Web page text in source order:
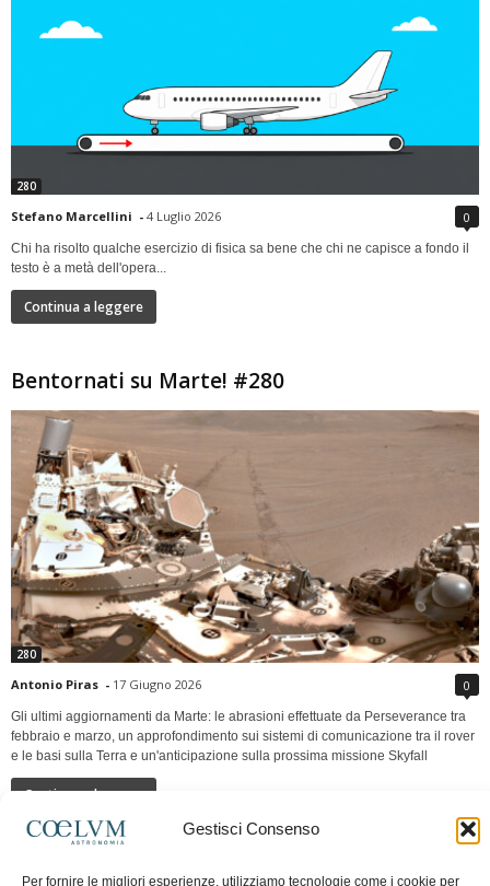
Gestisci Consenso
Per fornire le migliori esperienze, utilizziamo tecnologie come i cookie per
280
Stefano Marcellini - 4 Luglio 2026 0
Chi ha risolto qualche esercizio di fisica sa bene che chi ne capisce a fondo il
testo è a metà dell'opera...
Continua a leggere
Bentornati su Marte! #280
280
Antonio Piras - 17 Giugno 2026 0
Gli ultimi aggiornamenti da Marte: le abrasioni effettuate da Perseverance tra
febbraio e marzo, un approfondimento sui sistemi di comunicazione tra il rover
e le basi sulla Terra e un'anticipazione sulla prossima missione Skyfall
Continua a leggere